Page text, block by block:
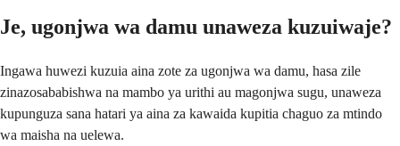
Je, ugonjwa wa damu unaweza kuzuiwaje?
Ingawa huwezi kuzuia aina zote za ugonjwa wa damu, hasa zile
zinazosababishwa na mambo ya urithi au magonjwa sugu, unaweza
kupunguza sana hatari ya aina za kawaida kupitia chaguo za mtindo
wa maisha na uelewa.